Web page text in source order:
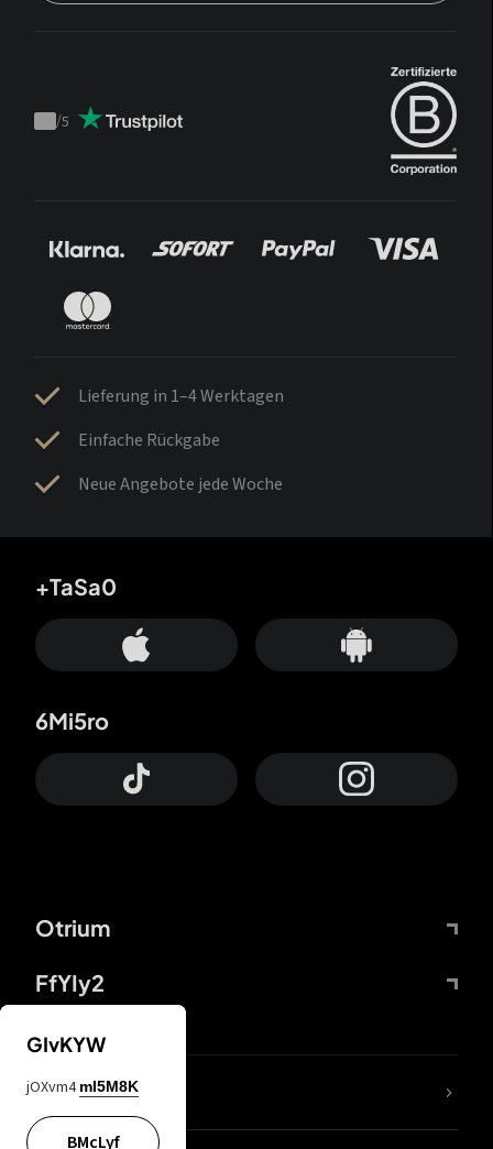
Trustpilot
/5
Lieferung in 1–4 Werktagen
Einfache Rückgabe
Neue Angebote jede Woche
Otrium
FfYIy2
+TaSa0
6Mi5ro
DDcvSo
GIvKYW
jOXvm4 mI5M8K
BMcLyf